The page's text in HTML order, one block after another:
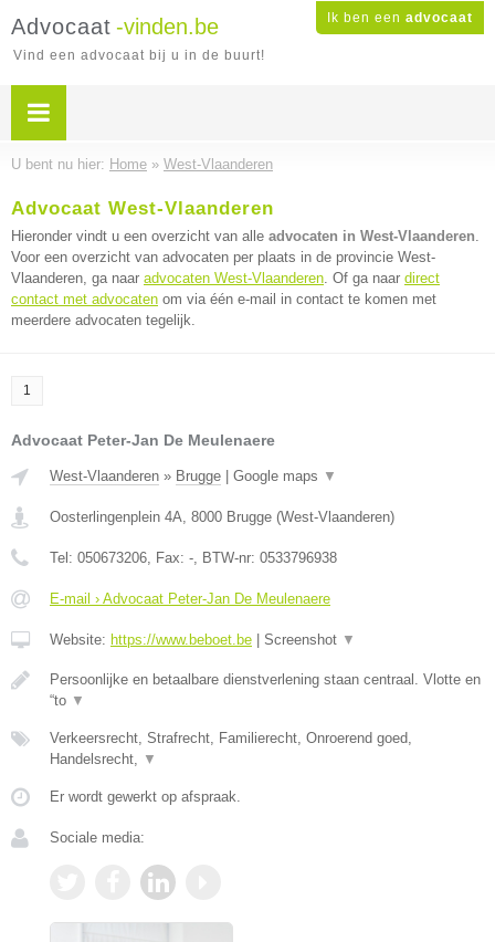
Ik ben een advocaat
Advocaat -vinden.be
Vind een advocaat bij u in de buurt!
U bent nu hier: Home » West-Vlaanderen
Advocaat West-Vlaanderen
Hieronder vindt u een overzicht van alle advocaten in West-Vlaanderen.
Voor een overzicht van advocaten per plaats in de provincie West-
Vlaanderen, ga naar advocaten West-Vlaanderen. Of ga naar direct
contact met advocaten om via één e-mail in contact te komen met
meerdere advocaten tegelijk.
1
Advocaat Peter-Jan De Meulenaere
West-Vlaanderen » Brugge Google maps ▼
Oosterlingenplein 4A, 8000 Brugge (West-Vlaanderen)
Tel: 050673206, Fax: -, BTW-nr: 0533796938
E-mail › Advocaat Peter-Jan De Meulenaere
Website: https://www.beboet.be Screenshot ▼
Persoonlijke en betaalbare dienstverlening staan centraal. Vlotte en
“to ▼
Verkeersrecht, Strafrecht, Familierecht, Onroerend goed,
Handelsrecht, ▼
Er wordt gewerkt op afspraak.
Sociale media: